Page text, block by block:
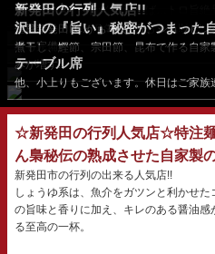
特製ダレで柔らかく煮込めば…トロ旨絶
カウンター席
営業マンのランチタイムにも人気!!お一
新発田の行列人気店!!
聖籠新発田I.C.から車で3分、ショッピ
場も完備!! ...
沢山の『旨い』秘密がつまった
煮干し、鰹節、宗田節、昆布で作る自
みが増す!!
テーブル席
他、小上りもございます。休日はご家族
☆新発田の行列人気店☆特注
ん梟秘伝の熟成させた自家製
新発田市の行列の出来る人気店!!
しょうゆ系は、魚介をガツンと利かせ
の旨味と香りに加え、キレのある醤油
る至高の一杯。